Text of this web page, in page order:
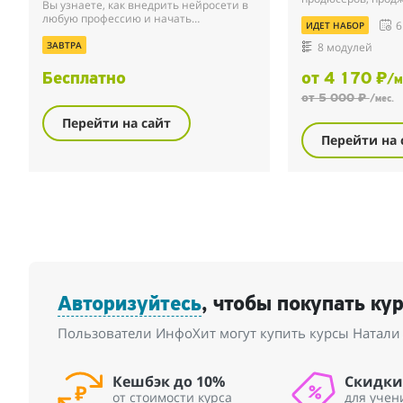
Вы узнаете, как внедрить нейросети в
любую профессию и начать
зарабатывать на них дополнительно
от 50 000 ₽ уже через месяц.
ЗАВТРА
Бесплатно
Перейти на сайт
маркетологов,
рилсмейкеров. Вы
применять
своих...
ИДЕТ НАБОР
8 модулей
от 4 170 ₽/
от 5 000 ₽/мес.
Перейти на
Авторизуйтесь, чтобы покупать
Пользователи ИнфоХит могут купить курсы
Кешбэк до 10%
от стоимости курса
Скидки
для